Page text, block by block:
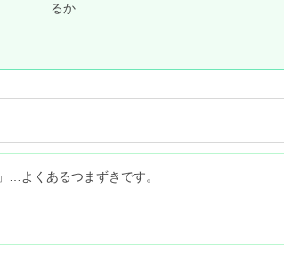
るか
」…よくあるつまずきです。